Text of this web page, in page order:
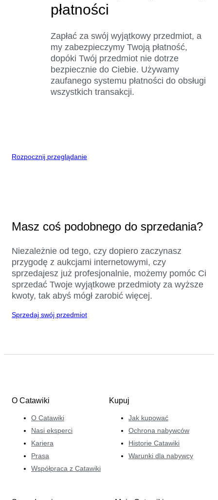
płatności
Zapłać za swój wyjątkowy przedmiot, a
my zabezpieczymy Twoją płatność,
dopóki Twój przedmiot nie dotrze
bezpiecznie do Ciebie. Używamy
zaufanego systemu płatności do obsługi
wszystkich transakcji.
Rozpocznij przeglądanie
Masz coś podobnego do sprzedania?
Niezależnie od tego, czy dopiero zaczynasz
przygodę z aukcjami internetowymi, czy
sprzedajesz już profesjonalnie, możemy pomóc Ci
sprzedać Twoje wyjątkowe przedmioty za wyższe
kwoty, tak abyś mógł zarobić więcej.
Sprzedaj swój przedmiot
O Catawiki
O Catawiki
Nasi eksperci
Kariera
Prasa
Współpraca z Catawiki
Kupuj
Jak kupować
Ochrona nabywców
Historie Catawiki
Warunki dla nabywcy